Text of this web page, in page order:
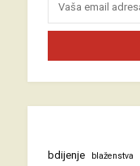
bdijenje blaženstva